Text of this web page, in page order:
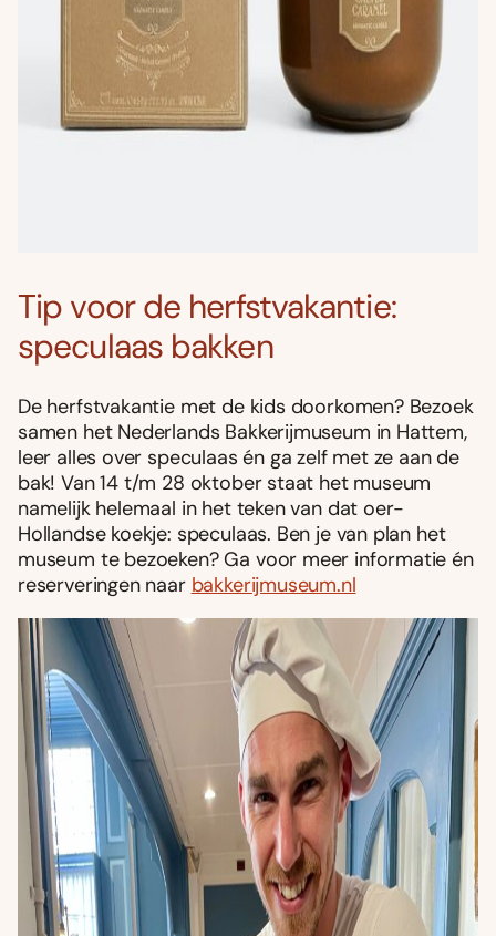
Tip voor de herfstvakantie:
speculaas bakken
De herfstvakantie met de kids doorkomen? Bezoek
samen het Nederlands Bakkerijmuseum in Hattem,
leer alles over speculaas én ga zelf met ze aan de
bak! Van 14 t/m 28 oktober staat het museum
namelijk helemaal in het teken van dat oer-
Hollandse koekje: speculaas. Ben je van plan het
museum te bezoeken? Ga voor meer informatie én
reserveringen naar bakkerijmuseum.nl